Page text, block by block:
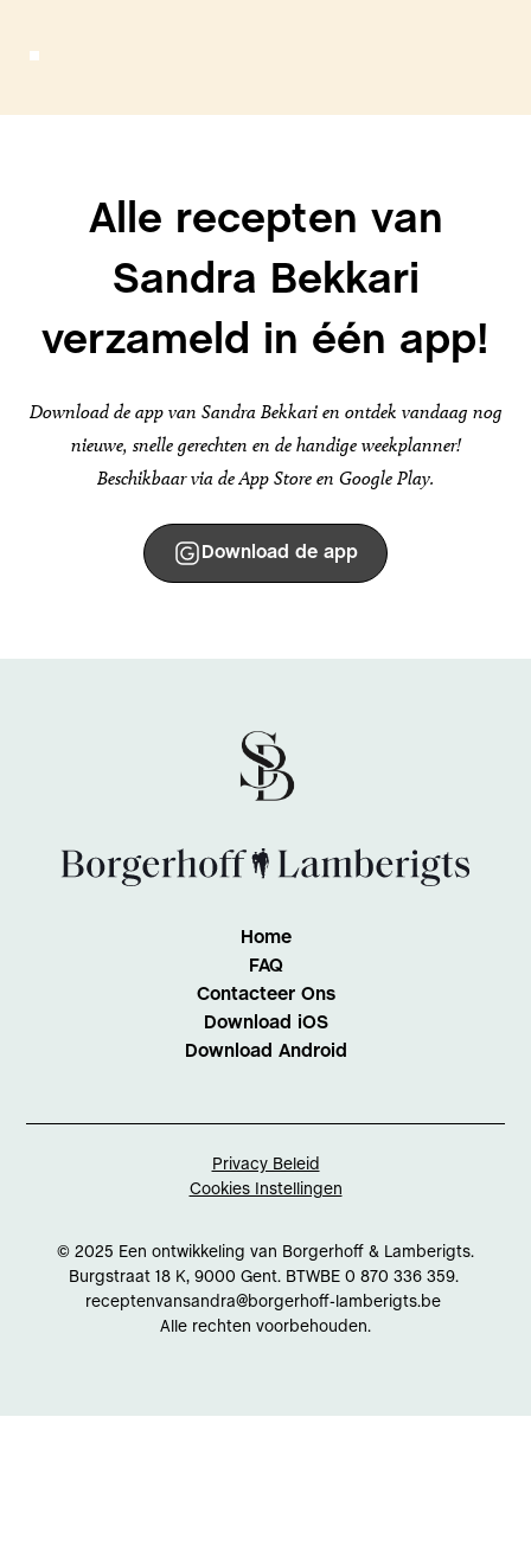
Alle recepten van
Sandra Bekkari
verzameld in één app!
Download de app van Sandra Bekkari en ontdek vandaag nog
nieuwe, snelle gerechten en de handige weekplanner!
Beschikbaar via de App Store en Google Play.
Download de app
Home
FAQ
Contacteer Ons
Download iOS
Download Android
© 2025 Een ontwikkeling van Borgerhoff & Lamberigts.
Burgstraat 18 K, 9000 Gent. BTWBE 0 870 336 359.
receptenvansandra@borgerhoff-lamberigts.be
Alle rechten voorbehouden.
Privacy Beleid
Cookies Instellingen